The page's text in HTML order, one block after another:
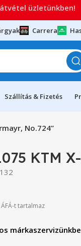
Carrera
Szállítás & Fizetés
No.724”
KTM
ÁFÁ-t tartalmaz
átvétel üzletünkben!